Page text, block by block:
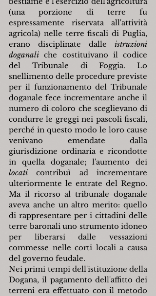
(una porzione di terre fu
espressamente riservata all'attività
agricola) nelle terre fiscali di Puglia,
erano disciplinate dalle istruzioni
doganali che costituivano il codice
del Tribunale di Foggia. Lo
snellimento delle procedure previste
per il funzionamento del Tribunale
doganale fece incrementare anche il
numero di coloro che sceglievano di
condurre le greggi nei pascoli fiscali,
perché in questo modo le loro cause
venivano emendate dalla
giurisdizione ordinaria e ricondotte
locati contribuì ad incrementare
ulteriormente le entrate del Regno.
Ma il ricorso al tribunale doganale
aveva anche un altro merito: quello
di rappresentare per i cittadini delle
terre baronali uno strumento idoneo
per liberarsi dalle vessazioni
commesse nelle corti locali a causa
del governo feudale.
Nei primi tempi dell'istituzione della
Dogana, il pagamento dell'affitto dei
terreni era effettuato con il metodo